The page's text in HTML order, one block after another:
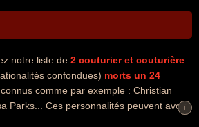
notre liste de 2 couturier et couturière
confondues) morts un 24
connus comme par exemple : Christian
Parks... Ces personnalités peuvent avoir
+
+